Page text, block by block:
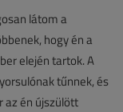
látom a
hogy én a
elején tartok. A
tűnnek, és
az én újszülött